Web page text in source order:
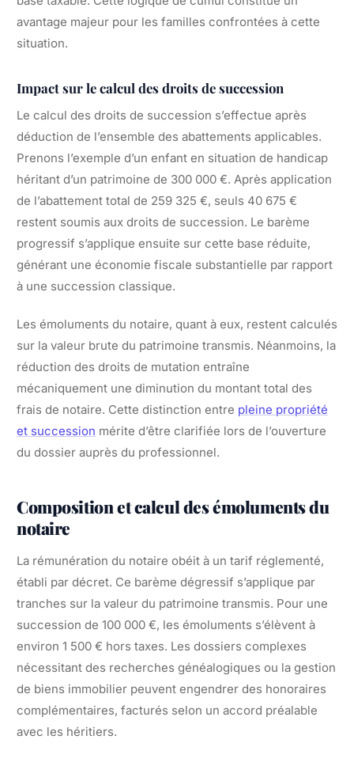
avantage majeur pour les familles confrontées à cette
situation.
Impact sur le calcul des droits de succession
Le calcul des droits de succession s’effectue après
déduction de l’ensemble des abattements applicables.
Prenons l’exemple d’un enfant en situation de handicap
héritant d’un patrimoine de 300 000 €. Après application
de l’abattement total de 259 325 €, seuls 40 675 €
restent soumis aux droits de succession. Le barème
progressif s’applique ensuite sur cette base réduite,
générant une économie fiscale substantielle par rapport
à une succession classique.
Les émoluments du notaire, quant à eux, restent calculés
sur la valeur brute du patrimoine transmis. Néanmoins, la
réduction des droits de mutation entraîne
mécaniquement une diminution du montant total des
frais de notaire. Cette distinction entre pleine propriété
et succession mérite d’être clarifiée lors de l’ouverture
du dossier auprès du professionnel.
Composition et calcul des émoluments du
notaire
La rémunération du notaire obéit à un tarif réglementé,
établi par décret. Ce barème dégressif s’applique par
tranches sur la valeur du patrimoine transmis. Pour une
succession de 100 000 €, les émoluments s’élèvent à
environ 1 500 € hors taxes. Les dossiers complexes
nécessitant des recherches généalogiques ou la gestion
de biens immobilier peuvent engendrer des honoraires
complémentaires, facturés selon un accord préalable
avec les héritiers.